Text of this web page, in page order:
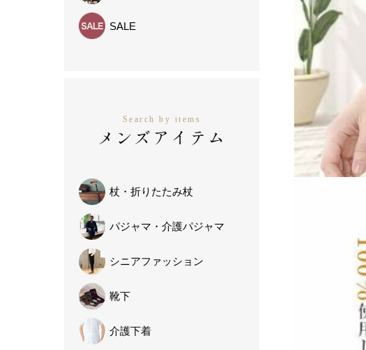
SALE
Search by items
メンズアイテム
杖・ 折りたたみ杖
パジャマ・ 介護パジャマ
シニアファッション
靴下
介護下着